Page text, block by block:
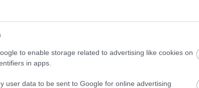
to enable storage related to advertising like cookies on
in apps.
user data to be sent to Google for online advertising